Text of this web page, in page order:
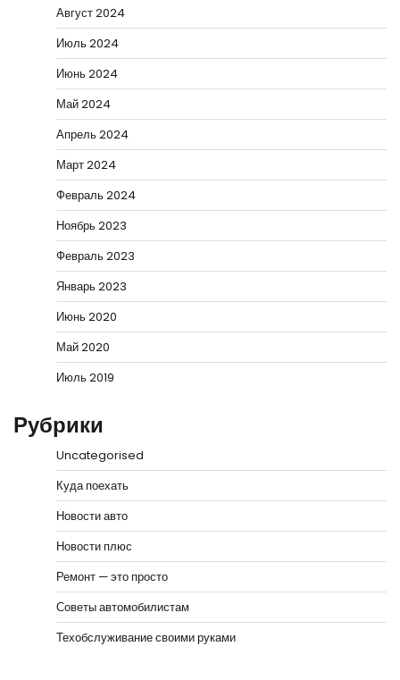
Август 2024
Июль 2024
Июнь 2024
Май 2024
Апрель 2024
Март 2024
Февраль 2024
Ноябрь 2023
Февраль 2023
Январь 2023
Июнь 2020
Май 2020
Июль 2019
Рубрики
Uncategorised
Куда поехать
Новости авто
Новости плюс
Ремонт — это просто
Советы автомобилистам
Техобслуживание своими руками